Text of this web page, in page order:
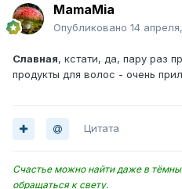
MamaMia
Опубликовано 14
Славная, кстати, да, пару раз
продукты для волос - очень
Цитата
Счастье можно найти даже в
обращаться к свету.